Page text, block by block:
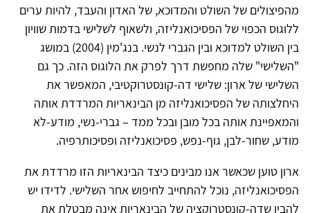
מהפיצולים של השולט והמדוכא, של האדון והעבד, להיות ערים
ללוגוס הכפוי של הפסיכואנליזה, ולשאוף לשלישי בדמות שוויון
בין השולט למדוכא ובין הגברי לנשי. בנג'מין (2004) במושג
"השלישי" שלה מחפשת דרך לפרק את הלוגוס הזה. כך גם
השלישי של ארון: שלישי דה-קונסטרוקטיבי, המאפשר את
היחלצותה של הפסיכואנליזה מן הבינאריות המרדדת אותה
והמאפיינת אותה בכל מובן ובכל ממד – גברי-נשי, מודע-לא
מודע, שחור-לבן, גוף-נפש, פסיכואנליזה ופסיכותרפיה.
ארון טוען שכאשר אנו מבינים כיצד הבינאריות הזו מרדדת את
הפסיכואנליזה, נוכל להתחייב לחיפוש אחר השלישי. לדידו יש
להבין שדה-קונסטרוקציה של הבינאריות אינה מבטלת את